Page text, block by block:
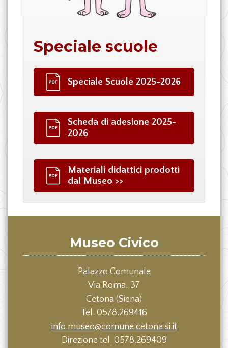
Speciale scuole
Speciale Scuole 2025-2026
Scheda di adesione 2025-
2026
Materiali didattici prodotti
dal Museo >>
Museo Civico
Palazzo Comunale
Via Roma, 37
Cetona (Siena)
Tel. 0578.269416
info.museo@comune.cetona.si.it
Direzione tel. 0578.269409